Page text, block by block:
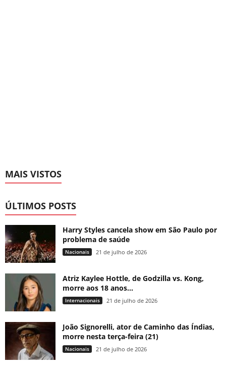
MAIS VISTOS
ÚLTIMOS POSTS
Harry Styles cancela show em São Paulo por
problema de saúde
Nacionais 21 de julho de 2026
Atriz Kaylee Hottle, de Godzilla vs. Kong,
morre aos 18 anos...
Internacionais 21 de julho de 2026
João Signorelli, ator de Caminho das Índias,
morre nesta terça-feira (21)
Nacionais 21 de julho de 2026